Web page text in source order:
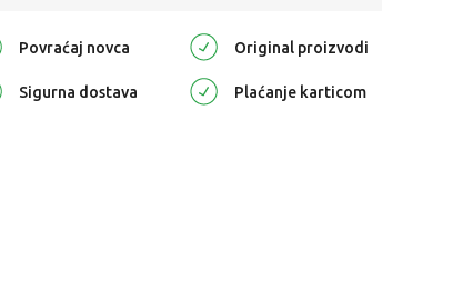
Povraćaj novca Original proizvodi
Sigurna dostava Plaćanje karticom